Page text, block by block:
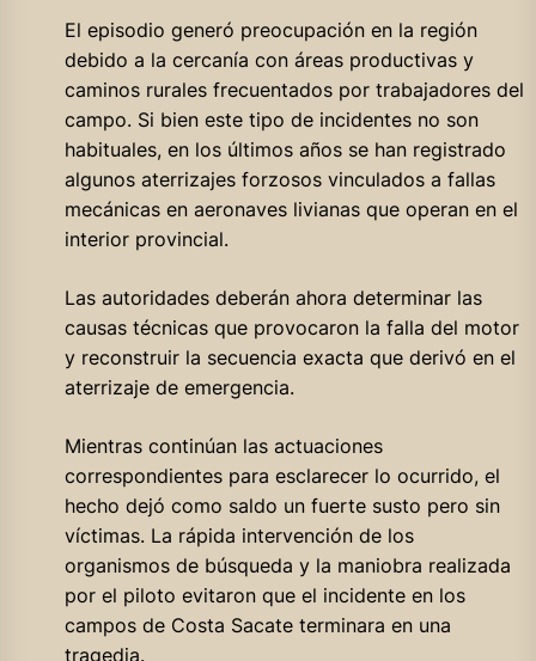
El episodio generó preocupación en la región
debido a la cercanía con áreas productivas y
caminos rurales frecuentados por trabajadores del
campo. Si bien este tipo de incidentes no son
habituales, en los últimos años se han registrado
algunos aterrizajes forzosos vinculados a fallas
mecánicas en aeronaves livianas que operan en el
interior provincial.
Las autoridades deberán ahora determinar las
causas técnicas que provocaron la falla del motor
y reconstruir la secuencia exacta que derivó en el
aterrizaje de emergencia.
Mientras continúan las actuaciones
correspondientes para esclarecer lo ocurrido, el
hecho dejó como saldo un fuerte susto pero sin
víctimas. La rápida intervención de los
organismos de búsqueda y la maniobra realizada
por el piloto evitaron que el incidente en los
campos de Costa Sacate terminara en una
tragedia.